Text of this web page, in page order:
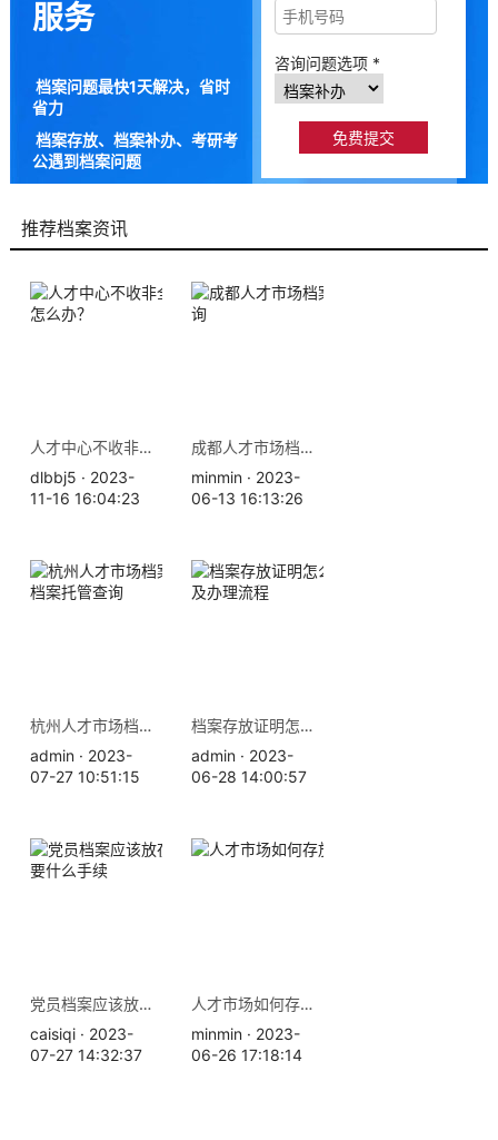
服务
档案问题最快1天解决，省时
省力
档案存放、档案补办、考研考
公遇到档案问题
咨询问题选项 *
推荐档案资讯
人才中心不收非全日制档案怎么办？
dlbbj5 · 2023-
11-16 16:04:23
成都人才市场档案存放地查询
minmin · 2023-
06-13 16:13:26
杭州人才市场档案存放地址 档案托管查询
admin · 2023-
07-27 10:51:15
档案存放证明怎么开，材料及办理流程
admin · 2023-
06-28 14:00:57
党员档案应该放在哪里，需要什么手续
caisiqi · 2023-
07-27 14:32:37
人才市场如何存放档案？
minmin · 2023-
06-26 17:18:14